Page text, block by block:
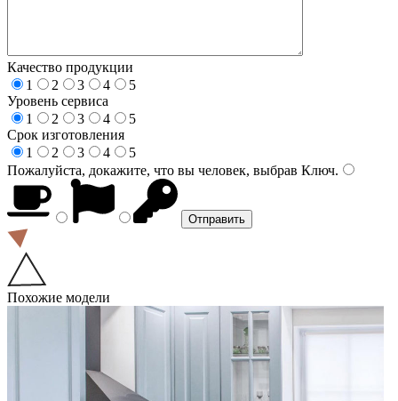
Качество продукции
1
2 3 4
5
Уровень сервиса
1
2 3 4
5
Срок изготовления
1
2 3 4
5
Пожалуйста, докажите, что вы человек, выбрав Ключ.
Похожие модели